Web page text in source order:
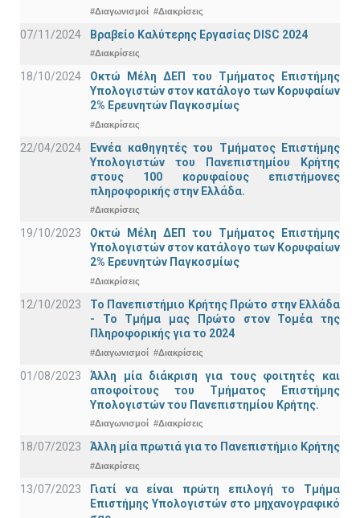
#Διαγωνισμοί #Διακρίσεις
07/11/2024 Βραβείο Καλύτερης Εργασίας DISC 2024
#Διακρίσεις
18/10/2024
Οκτώ Μέλη ΔΕΠ του Τμήματος Επιστήμης
Υπολογιστών στον κατάλογο των Κορυφαίων
2% Ερευνητών Παγκοσμίως
#Διακρίσεις
22/04/2024
Εννέα καθηγητές του Τμήματος Επιστήμης
Υπολογιστών του Πανεπιστημίου Κρήτης
στους 100 κορυφαίους επιστήμονες
πληροφορικής στην Ελλάδα.
#Διακρίσεις
19/10/2023
Οκτώ Μέλη ΔΕΠ του Τμήματος Επιστήμης
Υπολογιστών στον κατάλογο των Κορυφαίων
2% Ερευνητών Παγκοσμίως
#Διακρίσεις
12/10/2023
Το Πανεπιστήμιο Κρήτης Πρώτο στην Ελλάδα
- Το Τμήμα μας Πρώτο στον Τομέα της
Πληροφορικής για το 2024
#Διαγωνισμοί #Διακρίσεις
01/08/2023
Άλλη μία διάκριση για τους φοιτητές και
αποφοίτους του Τμήματος Επιστήμης
Υπολογιστών του Πανεπιστημίου Κρήτης.
#Διαγωνισμοί #Διακρίσεις
18/07/2023 Άλλη μία πρωτιά για το Πανεπιστήμιο Κρήτης
#Διακρίσεις
13/07/2023
Γιατί να είναι πρώτη επιλογή το Τμήμα
Επιστήμης Υπολογιστών στο μηχανογραφικό